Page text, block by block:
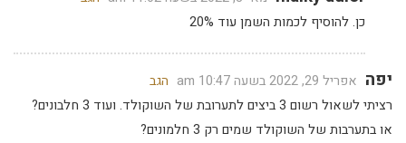
כן. להוסיף לכמות השמן עוד 20%
יפה אפריל 29, 2022 בשעה 10:47 am
הגב
רציתי לשאול רשום 3 ביצים לתערובת של השוקולד. ועוד 3 חלבונים?
או בתערבות של השוקולד שמים רק 3 חלמונים?